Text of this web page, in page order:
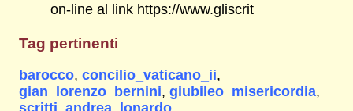
on-line al link https://www.gliscrit
Tag pertinenti
barocco, concilio_vaticano_ii,
gian_lorenzo_bernini, giubileo_misericordia,
scritti_andrea_lonardo